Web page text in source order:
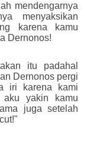
mendengarnya
menyaksikan
karena kamu
Dernonos!
itu padahal
Dernonos pergi
iri karena kami
aku yakin kamu
juga setelah